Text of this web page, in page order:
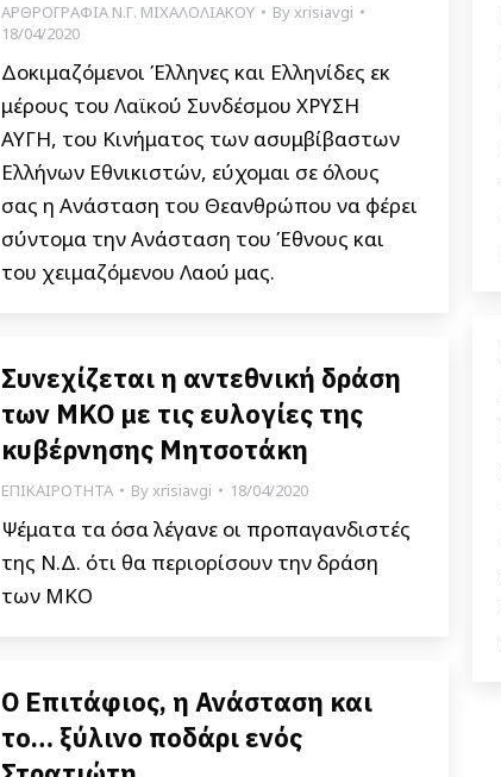
ΑΡΘΡΟΓΡΑΦΙΑ Ν.Γ. ΜΙΧΑΛΟΛΙΑΚΟΥ Byxrisiavgi
18/04/2020
Δοκιμαζόμενοι Έλληνες και Ελληνίδες εκ
μέρους του Λαϊκού Συνδέσμου ΧΡΥΣΗ
ΑΥΓΗ, του Κινήματος των ασυμβίβαστων
Ελλήνων Εθνικιστών, εύχομαι σε όλους
σας η Ανάσταση του Θεανθρώπου να φέρει
σύντομα την Ανάσταση του Έθνους και
του χειμαζόμενου Λαού μας.
Συνεχίζεται η αντεθνική δράση
των ΜΚΟ με τις ευλογίες της
κυβέρνησης Μητσοτάκη
ΕΠΙΚΑΙΡΟΤΗΤΑ Byxrisiavgi 18/04/2020
Ψέματα τα όσα λέγανε οι προπαγανδιστές
της Ν.Δ. ότι θα περιορίσουν την δράση
των ΜΚΟ
Ο Επιτάφιος, η Ανάσταση και
το… ξύλινο ποδάρι ενός